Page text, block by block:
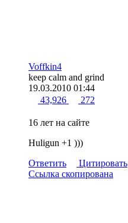
Voffkin4
keep calm and grind
19.03.2010 01:44
43,926
272
16 лет на сайте
Huligun +1 )))
Ответить
Цитировать
Ссылка скопирована